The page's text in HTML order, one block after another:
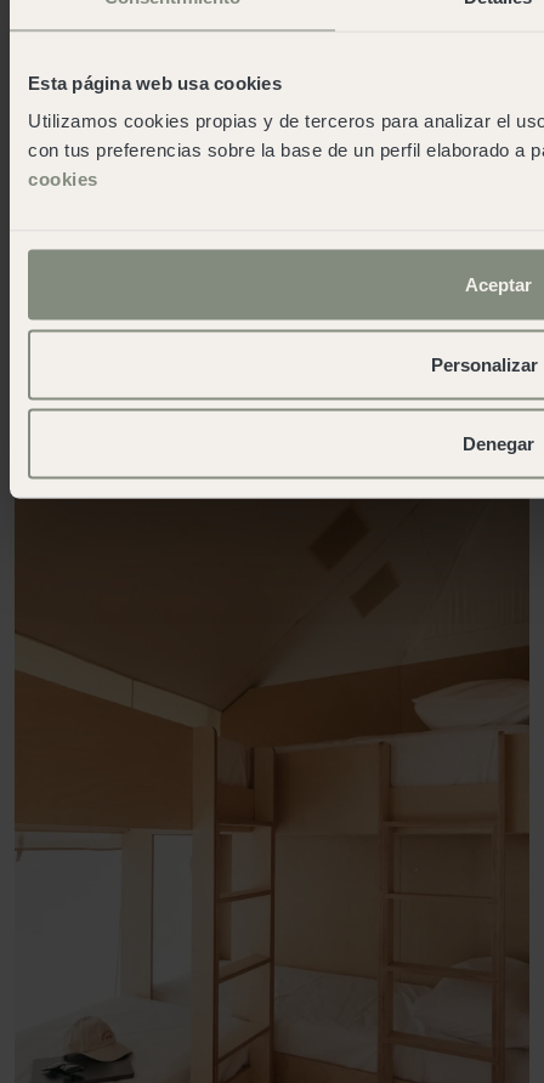
Esta página web usa cookies
Utilizamos cookies propias y de terceros para analizar el
con tus preferencias sobre la base de un perfil elaborado a
cookies
Aceptar
Personalizar
Denegar
l'environnement